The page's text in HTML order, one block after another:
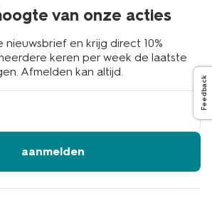
van onze acties
nieuwsbrief en krijg direct 10%
keren per week de laatste
Afmelden kan altijd.
aanmelden
Feedback